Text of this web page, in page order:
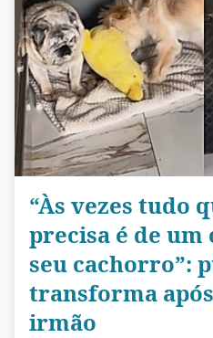
“Às vezes tudo
precisa é de
seu cachorro”:
transforma
irmão